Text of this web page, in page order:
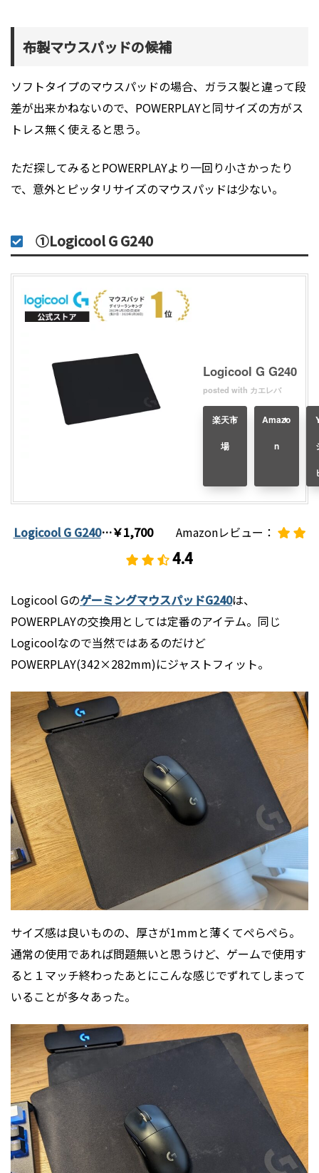
布製マウスパッドの候補
ソフトタイプのマウスパッドの場合、ガラス製と違って段
差が出来かねないので、POWERPLAYと同サイズの方がス
トレス無く使えると思う。
ただ探してみるとPOWERPLAYより一回り小さかったり
で、意外とピッタリサイズのマウスパッドは少ない。
①Logicool G G240
Logicool G G240
posted with カエレバ
楽天市
場
Amazo
n
Logicool G G240…￥1,700Amazonレビュー：
4.4
Logicool GのゲーミングマウスパッドG240は、
POWERPLAYの交換用としては定番のアイテム。同じ
Logicoolなので当然ではあるのだけど
POWERPLAY(342×282mm)にジャストフィット。
サイズ感は良いものの、厚さが1mmと薄くてぺらぺら。
通常の使用であれば問題無いと思うけど、ゲームで使用す
ると１マッチ終わったあとにこんな感じでずれてしまって
いることが多々あった。